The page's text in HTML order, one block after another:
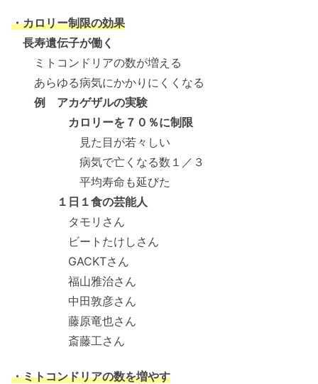
・カロリー制限の効果
長寿遺伝子が働く
ミトコンドリアの数が増える
あらゆる病気にかかりにくくなる
例 アカゲザルの実験
カロリーを７０％に制限
見た目が若々しい
病気で亡くなる数１／３
平均寿命も延びた
１日１食の芸能人
タモリさん
ビートたけしさん
GACKTさん
福山雅治さん
中田敦彦さん
藤原竜也さん
斎藤工さん
・ミトコンドリアの数を増やす